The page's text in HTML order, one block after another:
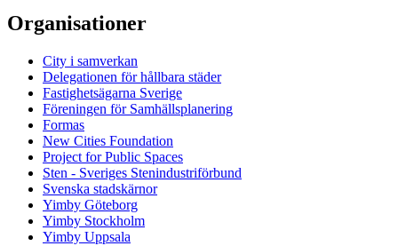
Organisationer
City i samverkan
Delegationen för hållbara städer
Fastighetsägarna Sverige
Föreningen för Samhällsplanering
Formas
New Cities Foundation
Project for Public Spaces
Sten - Sveriges Stenindustriförbund
Svenska stadskärnor
Yimby Göteborg
Yimby Stockholm
Yimby Uppsala